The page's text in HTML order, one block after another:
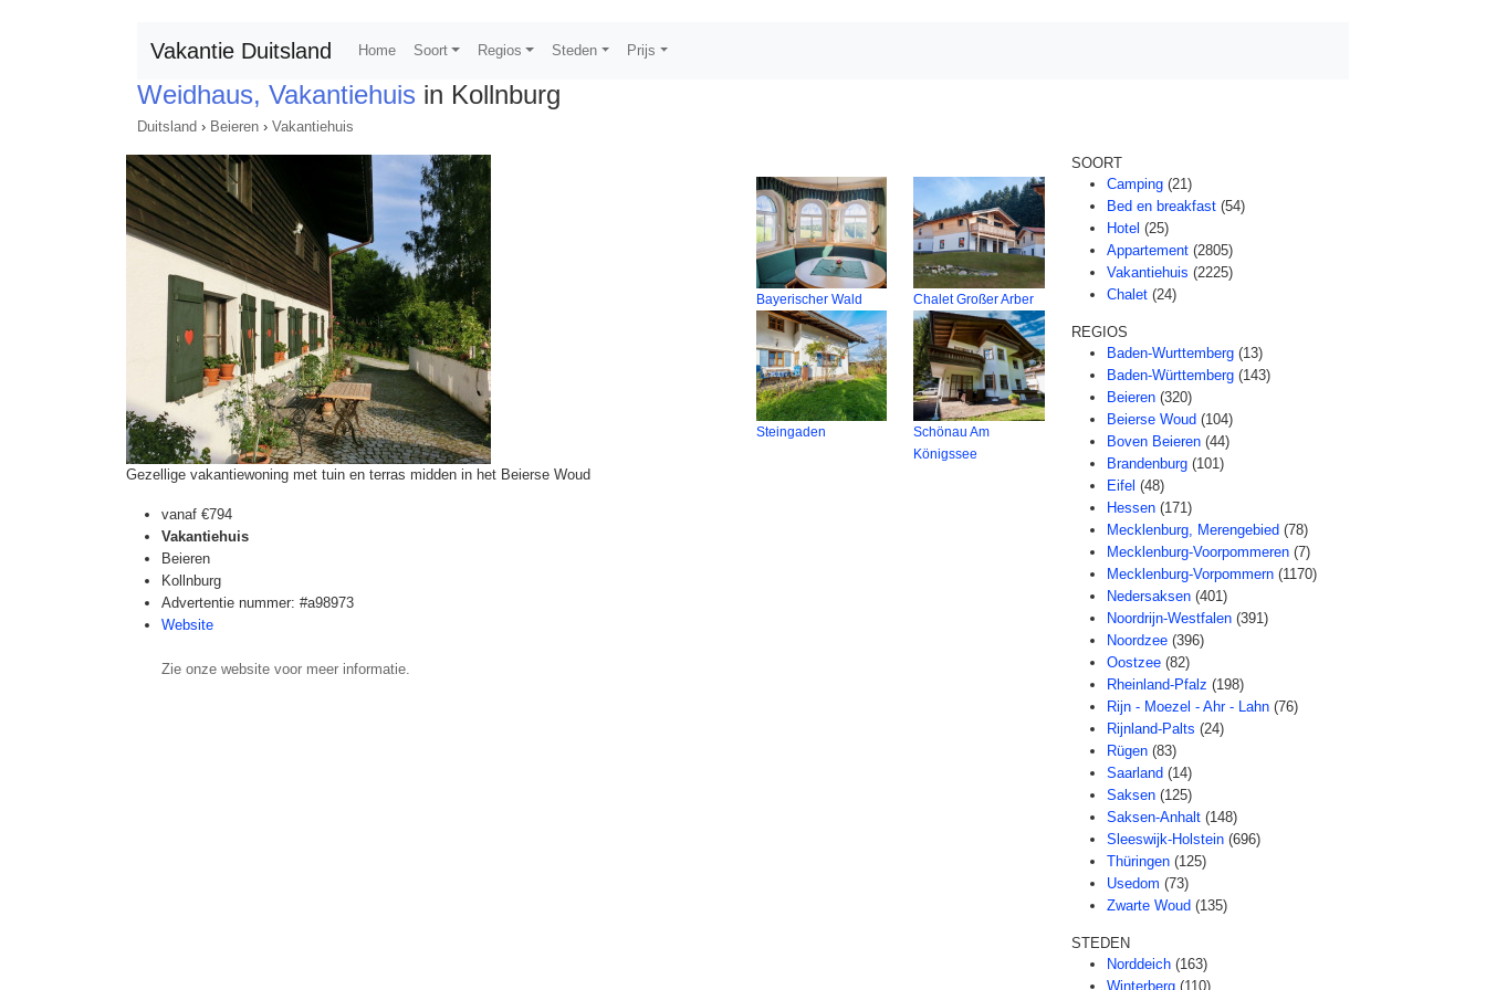
Vakantie Duitsland Home Soort Regios Steden Prijs
Weidhaus, Vakantiehuis in Kollnburg
Duitsland › Beieren › Vakantiehuis
Gezellige vakantiewoning met tuin en terras midden in het Beierse Woud
vanaf €794
Vakantiehuis
Beieren
Kollnburg
Advertentie nummer: #a98973
Website
Zie onze website voor meer informatie.
Bayerischer Wald Chalet Großer Arber
Steingaden
Schönau Am
Königssee
SOORT
Camping (21)
Bed en breakfast (54)
Hotel (25)
Appartement (2805)
Vakantiehuis (2225)
Chalet (24)
REGIOS
Baden-Wurttemberg (13)
Baden-Württemberg (143)
Beieren (320)
Beierse Woud (104)
Boven Beieren (44)
Brandenburg (101)
Eifel (48)
Hessen (171)
Mecklenburg, Merengebied (78)
Mecklenburg-Voorpommeren (7)
Mecklenburg-Vorpommern (1170)
Nedersaksen (401)
Noordrijn-Westfalen (391)
Noordzee (396)
Oostzee (82)
Rheinland-Pfalz (198)
Rijn - Moezel - Ahr - Lahn (76)
Rijnland-Palts (24)
Rügen (83)
Saarland (14)
Saksen (125)
Saksen-Anhalt (148)
Sleeswijk-Holstein (696)
Thüringen (125)
Usedom (73)
Zwarte Woud (135)
STEDEN
Norddeich (163)
Winterberg (110)